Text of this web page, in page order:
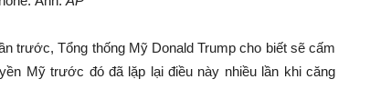
trước, Tổng thống Mỹ Donald Trump cho biết sẽ cấm
Mỹ trước đó đã lặp lại điều này nhiều lần khi căng